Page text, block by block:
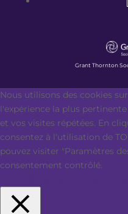
Grant Thornton
Nous utilisons des cookies
l'expérience la plus
et vos visites répétées. En
consentez à l'utilisation de
pouvez visiter "Paramètres
consentement contrôlé.